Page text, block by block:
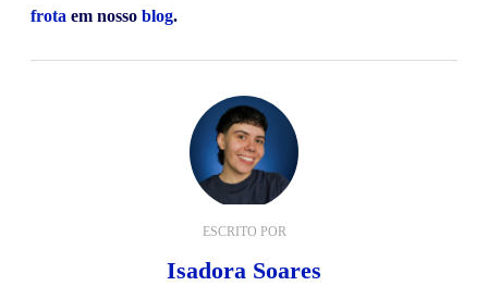
frota em nosso blog.
ESCRITO POR
Isadora Soares